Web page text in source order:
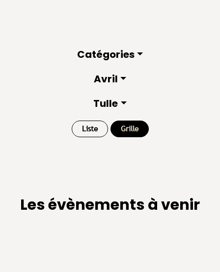
Catégories
Avril
Tulle
Liste Grille
Les évènements à venir